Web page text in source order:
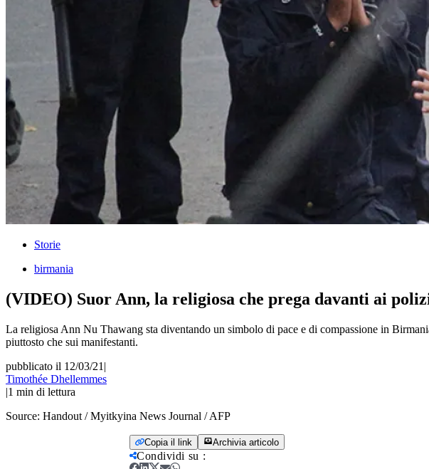
Storie
birmania
(VIDEO) Suor Ann, la religiosa che prega davanti ai
La religiosa Ann Nu Thawang sta diventando un simbolo di pace e di compassione in
piuttosto che sui manifestanti.
pubblicato il 12/03/21 |
Timothée Dhellemmes
|1 min di lettura
Source: Handout / Myitkyina News Journal / AFP
Copia il link Archivia articolo
Condividi su :